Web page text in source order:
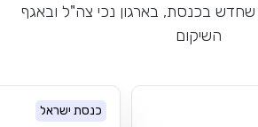
בכנסת, בארגון נכי צה"ל ובאגף
השיקום
כנסת ישראל